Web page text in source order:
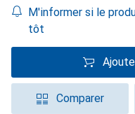
M'informer si le
tôt
Comparer